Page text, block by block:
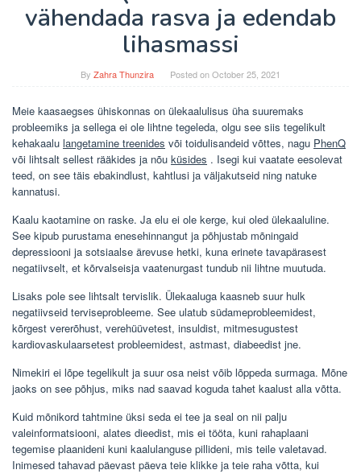
vähendada rasva ja edendab
lihasmassi
By Zahra Thunzira Posted onOctober 25, 2021
Meie kaasaegses ühiskonnas on ülekaalulisus üha suuremaks
probleemiks ja sellega ei ole lihtne tegeleda, olgu see siis tegelikult
kehakaalu langetamine treenides või toidulisandeid võttes, nagu PhenQ
või lihtsalt sellest rääkides ja nõu küsides . Isegi kui vaatate eesolevat
teed, on see täis ebakindlust, kahtlusi ja väljakutseid ning natuke
kannatusi.
Kaalu kaotamine on raske. Ja elu ei ole kerge, kui oled ülekaaluline.
See kipub purustama enesehinnangut ja põhjustab mõningaid
depressiooni ja sotsiaalse ärevuse hetki, kuna erinete tavapärasest
negatiivselt, et kõrvalseisja vaatenurgast tundub nii lihtne muutuda.
Lisaks pole see lihtsalt tervislik. Ülekaaluga kaasneb suur hulk
negatiivseid terviseprobleeme. See ulatub südameprobleemidest,
kõrgest vererõhust, verehüüvetest, insuldist, mitmesugustest
kardiovaskulaarsetest probleemidest, astmast, diabeedist jne.
Nimekiri ei lõpe tegelikult ja suur osa neist võib lõppeda surmaga. Mõne
jaoks on see põhjus, miks nad saavad koguda tahet kaalust alla võtta.
Kuid mõnikord tahtmine üksi seda ei tee ja seal on nii palju
valeinformatsiooni, alates dieedist, mis ei tööta, kuni rahaplaani
tegemise plaanideni kuni kaalulanguse pillideni, mis teile valetavad.
Inimesed tahavad päevast päeva teie klikke ja teie raha võtta, kui